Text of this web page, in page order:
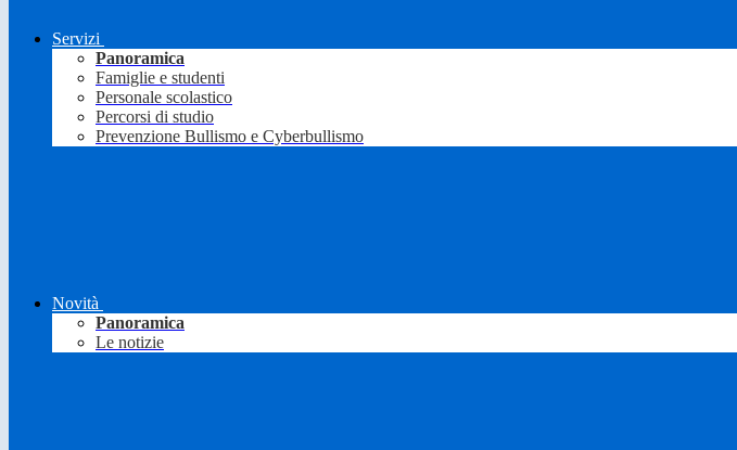
Servizi
Panoramica
Famiglie e studenti
Personale scolastico
Percorsi di studio
Prevenzione Bullismo e Cyberbullismo
Novità
Panoramica
Le notizie